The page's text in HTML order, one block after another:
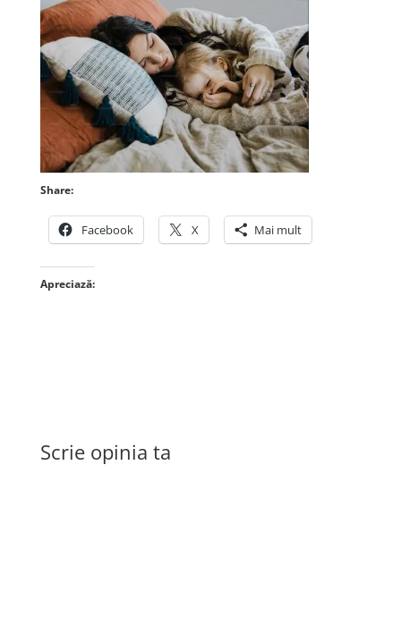
Share:
Facebook X Mai mult
Apreciază:
Scrie opinia ta